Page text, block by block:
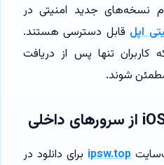
نسخه‌های جدید امنیتی در
اپل قابل دسترسی هستند.
تنها پس از دریافت
شوند.
ipsw.top برای دانلود در